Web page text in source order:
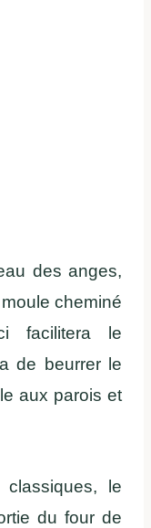
des anges,
cheminé
facilitera le
de beurrer le
aux parois et
classiques, le
du four de